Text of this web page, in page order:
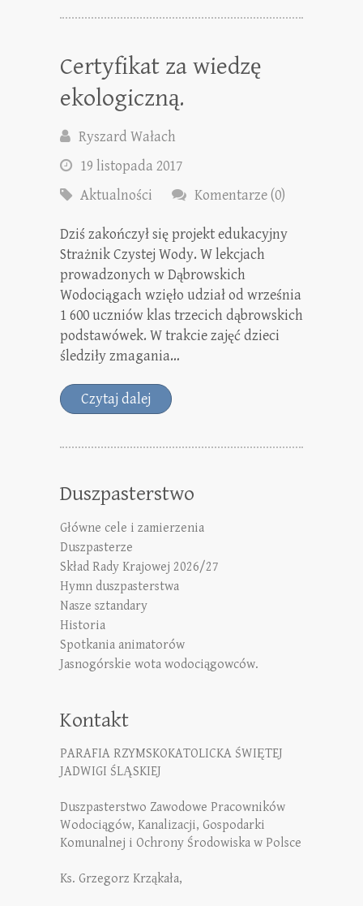
Certyfikat za wiedzę
ekologiczną.
Ryszard Wałach
19 listopada 2017
Aktualności
Komentarze (0)
Dziś zakończył się projekt edukacyjny
Strażnik Czystej Wody. W lekcjach
prowadzonych w Dąbrowskich
Wodociągach wzięło udział od września
1 600 uczniów klas trzecich dąbrowskich
podstawówek. W trakcie zajęć dzieci
śledziły zmagania…
Czytaj dalej
Duszpasterstwo
Główne cele i zamierzenia
Duszpasterze
Skład Rady Krajowej 2026/27
Hymn duszpasterstwa
Nasze sztandary
Historia
Spotkania animatorów
Jasnogórskie wota wodociągowców.
Kontakt
PARAFIA RZYMSKOKATOLICKA ŚWIĘTEJ
JADWIGI ŚLĄSKIEJ
Duszpasterstwo Zawodowe Pracowników
Wodociągów, Kanalizacji, Gospodarki
Komunalnej i Ochrony Środowiska w Polsce
Ks. Grzegorz Krząkała,